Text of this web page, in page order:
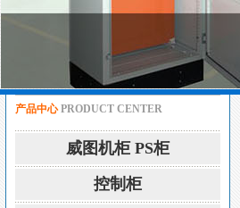
产品中心PRODUCT CENTER
威图机柜 PS柜
控制柜